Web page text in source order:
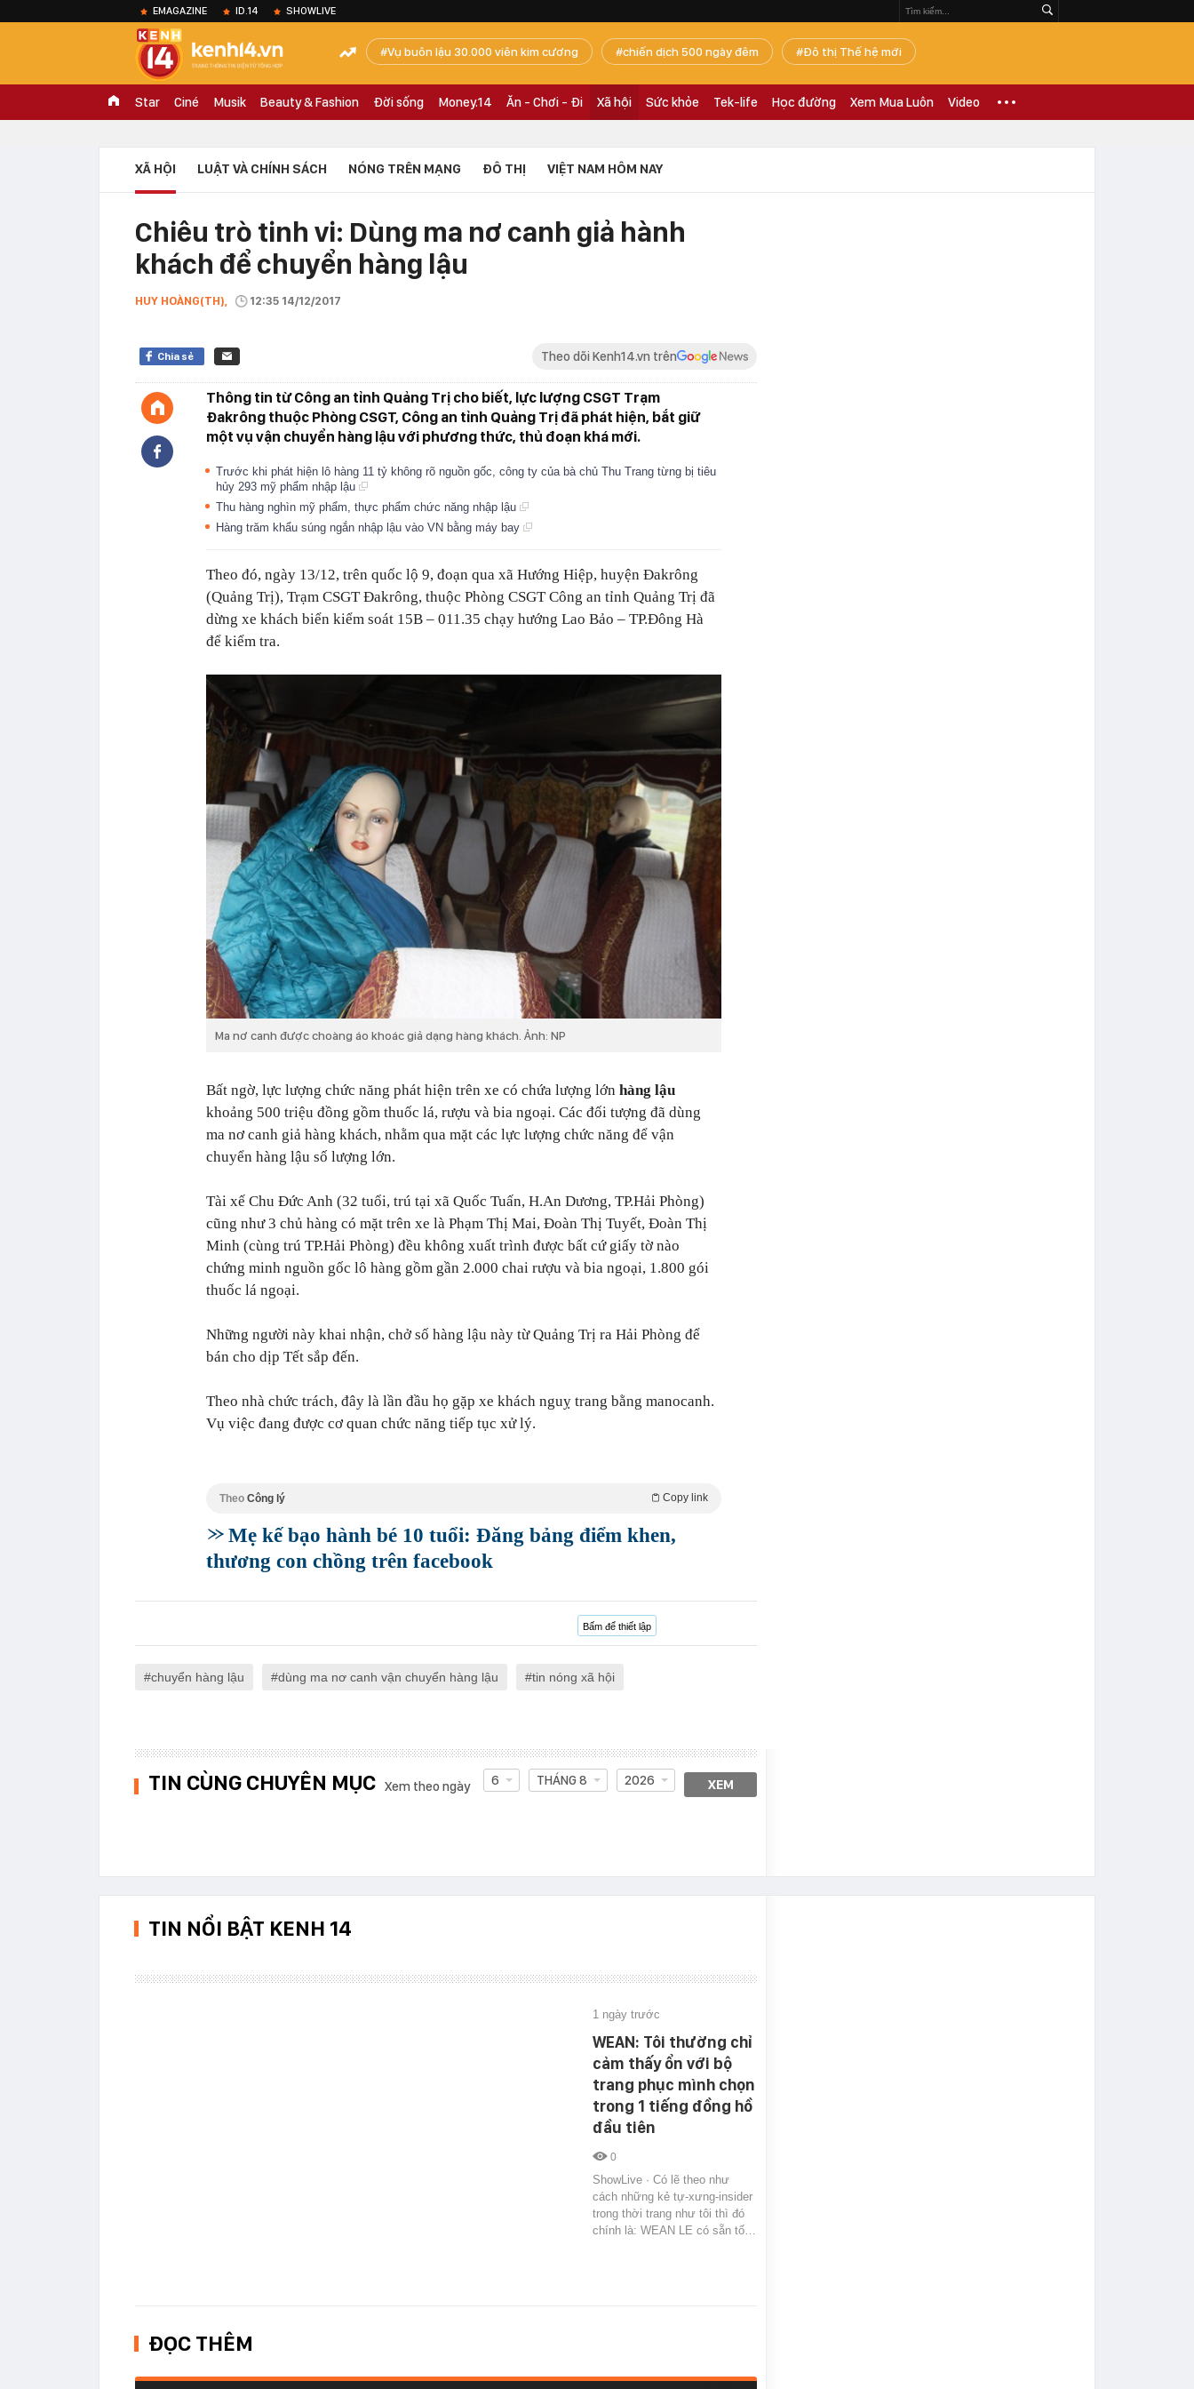
EMAGAZINE ID.14 SHOWLIVE
Vụ buôn lậu 30.000 viên kim cương chiến dịch 500 ngày đêm Đô thị Thế hệ mới
Star Ciné Musik Beauty & Fashion Đời sống Money.14 Ăn - Chơi - Đi Xã hội Sức khỏe Tek-life Học đường Xem Mua Luôn Video
XÃ HỘI LUẬT VÀ CHÍNH SÁCH NÓNG TRÊN MẠNG ĐÔ THỊ VIỆT NAM HÔM NAY
Chiêu trò tinh vi: Dùng ma nơ canh giả hành
khách để chuyển hàng lậu
HUY HOÀNG(TH), 12:35 14/12/2017
Chia sẻ Theo dõi Kenh14.vn trên
Thông tin từ Công an tỉnh Quảng Trị cho biết, lực lượng CSGT Trạm
Đakrông thuộc Phòng CSGT, Công an tỉnh Quảng Trị đã phát hiện, bắt giữ
một vụ vận chuyển hàng lậu với phương thức, thủ đoạn khá mới.
Trước khi phát hiện lô hàng 11 tỷ không rõ nguồn gốc, công ty của bà chủ Thu Trang từng bị tiêu
hủy 293 mỹ phẩm nhập lậu
Thu hàng nghìn mỹ phẩm, thực phẩm chức năng nhập lậu
Hàng trăm khẩu súng ngắn nhập lậu vào VN bằng máy bay
Theo đó, ngày 13/12, trên quốc lộ 9, đoạn qua xã Hướng Hiệp, huyện Đakrông
(Quảng Trị), Trạm CSGT Đakrông, thuộc Phòng CSGT Công an tỉnh Quảng Trị đã
dừng xe khách biển kiểm soát 15B – 011.35 chạy hướng Lao Bảo – TP.Đông Hà
để kiểm tra.
Ma nơ canh được choàng áo khoác giả dạng hàng khách. Ảnh: NP
Bất ngờ, lực lượng chức năng phát hiện trên xe có chứa lượng lớn hàng lậu
khoảng 500 triệu đồng gồm thuốc lá, rượu và bia ngoại. Các đối tượng đã dùng
ma nơ canh giả hàng khách, nhằm qua mặt các lực lượng chức năng để vận
chuyển hàng lậu số lượng lớn.
Tài xế Chu Đức Anh (32 tuổi, trú tại xã Quốc Tuấn, H.An Dương, TP.Hải Phòng)
cũng như 3 chủ hàng có mặt trên xe là Phạm Thị Mai, Đoàn Thị Tuyết, Đoàn Thị
Minh (cùng trú TP.Hải Phòng) đều không xuất trình được bất cứ giấy tờ nào
chứng minh nguồn gốc lô hàng gồm gần 2.000 chai rượu và bia ngoại, 1.800 gói
thuốc lá ngoại.
Những người này khai nhận, chở số hàng lậu này từ Quảng Trị ra Hải Phòng để
bán cho dịp Tết sắp đến.
Theo nhà chức trách, đây là lần đầu họ gặp xe khách nguỵ trang bằng manocanh.
Vụ việc đang được cơ quan chức năng tiếp tục xử lý.
Theo Công lý Copy link
Mẹ kế bạo hành bé 10 tuổi: Đăng bảng điểm khen,
thương con chồng trên facebook
Bấm để thiết lập
chuyển hàng lậu dùng ma nơ canh vận chuyển hàng lậu tin nóng xã hội
TIN CÙNG CHUYÊN MỤC Xem theo ngày 6 THÁNG 8 2026 XEM
TIN NỔI BẬT KENH 14
1 ngày trước
WEAN: Tôi thường chỉ
cảm thấy ổn với bộ
trang phục mình chọn
trong 1 tiếng đồng hồ
đầu tiên
0
ShowLive · Có lẽ theo như
cách những kẻ tự-xưng-insider
trong thời trang như tôi thì đó
chính là: WEAN LE có sẵn tố…
ĐỌC THÊM